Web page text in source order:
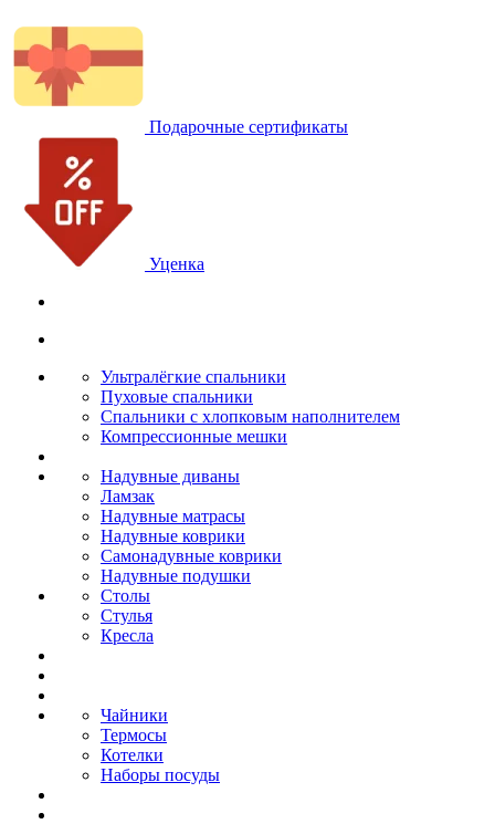
Подарочные сертификаты
Уценка
Ультралёгкие спальники
Пуховые спальники
Спальники с хлопковым наполнителем
Компрессионные мешки
Надувные диваны
Ламзак
Надувные матрасы
Надувные коврики
Самонадувные коврики
Надувные подушки
Столы
Стулья
Кресла
Чайники
Термосы
Котелки
Наборы посуды